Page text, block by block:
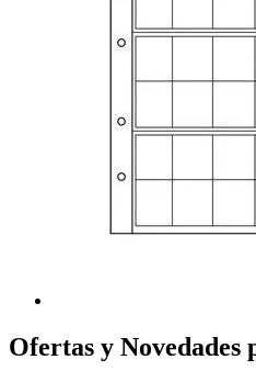
Ofertas y Novedades